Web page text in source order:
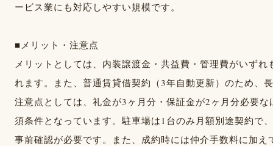
ービス業にも対応しやすい規模です。
■メリット・注意点
メリットとしては、内装譲渡金・共益費・管理費がいず
れます。また、普通賃貸借契約（3年自動更新）のため、
注意点としては、礼金が3ヶ月分・保証金が2ヶ月分必要
須条件となっています。駐車場は1台のみ月額別途契約で
事前確認が必要です。また、成約時には仲介手数料に加